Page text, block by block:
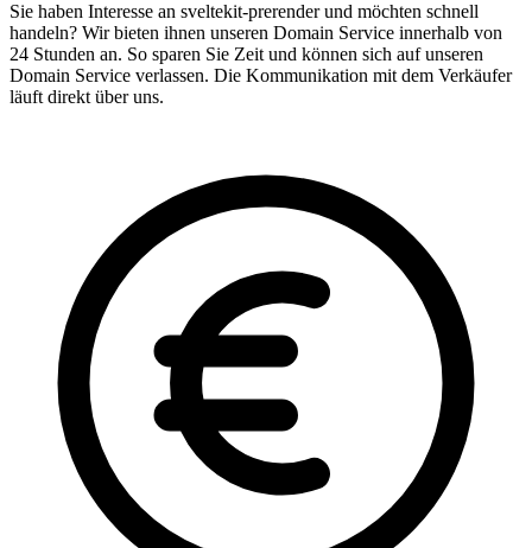
Sie haben Interesse an sveltekit-prerender und möchten schnell
handeln? Wir bieten ihnen unseren Domain Service innerhalb von
24 Stunden an. So sparen Sie Zeit und können sich auf unseren
Domain Service verlassen. Die Kommunikation mit dem Verkäufer
läuft direkt über uns.